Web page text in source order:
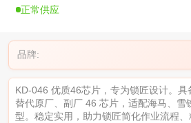
正常供应
品牌:
KD-046 优质46芯片，专为锁匠设计。
替代原厂、副厂 46 芯片，适配海马、雪
型。稳定实用，助力锁匠简化作业流程